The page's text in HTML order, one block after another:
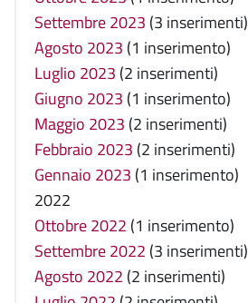
Settembre 2023 (3 inserimenti)
Agosto 2023 (1 inserimento)
Luglio 2023 (2 inserimenti)
Giugno 2023 (1 inserimento)
Maggio 2023 (2 inserimenti)
Febbraio 2023 (2 inserimenti)
Gennaio 2023 (1 inserimento)
2022
Ottobre 2022 (1 inserimento)
Settembre 2022 (3 inserimenti)
Agosto 2022 (2 inserimenti)